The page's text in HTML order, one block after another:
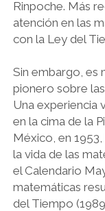
Rinpoche. Más
atención en las
con la Ley del
Sin embargo, es
pionero sobre
Una experiencia
en la cima de la
México, en
la vida de las
el Calendario
matemáticas
del Tiempo